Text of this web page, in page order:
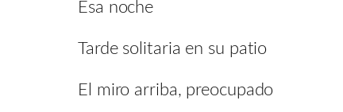
Esa noche
Tarde solitaria en su patio
El miro arriba, preocupado